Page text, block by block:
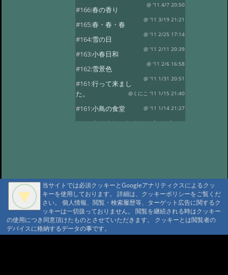
@ '11 4/7 20:50
#166:春の香り
@ '11 3/19 21:21
#165:春・春・春
@ '11 2/25 17:14
#164:雪の日
@ '11 2/11 20:39
#163:小春日和
@ '11 2/6 16:58
#162:雪景色
@ '11 1/31 20:51
#161:行って来まし
た。
@くにこ '11 1/15 21:40
#161:小鳥の食堂 @ '11 1/14 21:27
#160:あけましておめでとうござい
#157:今日は疲れました。
@ '10 11/29 22:37
#156:寒い朝です。
@ '10 11/19 22:16
#155:そろそろ冬支度
@ '10 11/4 10:30
#154:白い峰
#153:ふじばかまとア
当サイトでは必須クッキーとGoogleアナリティクスによるクッ
キーを使用しております。 詳細は、クッキーポリシーをご覧くだ
さい。 個人情報、閲覧・検索履歴等、ターゲット広告に関するク
ッキーは一切扱っておりません。 閲覧を継続される時はクッキー
の使用につき同意頂けたものとさせていただきます。 クッキーとは閲覧者の
デバイスに格納するデータの事です。